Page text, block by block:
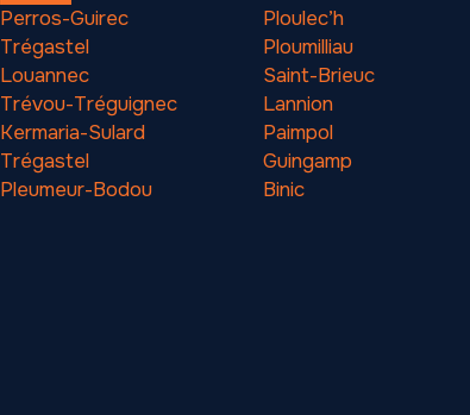
Perros-Guirec
Trégastel
Louannec
Trévou-Tréguignec
Kermaria-Sulard
Trégastel
Pleumeur-Bodou
Ploulec’h
Ploumilliau
Saint-Brieuc
Lannion
Paimpol
Guingamp
Binic